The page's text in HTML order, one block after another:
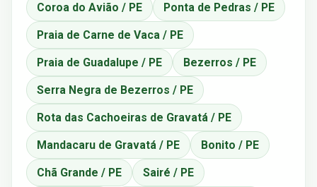
Coroa do Avião / PE Ponta de Pedras / PE
Praia de Carne de Vaca / PE
Praia de Guadalupe / PE Bezerros / PE
Serra Negra de Bezerros / PE
Rota das Cachoeiras de Gravatá / PE
Mandacaru de Gravatá / PE Bonito / PE
Chã Grande / PE Sairé / PE